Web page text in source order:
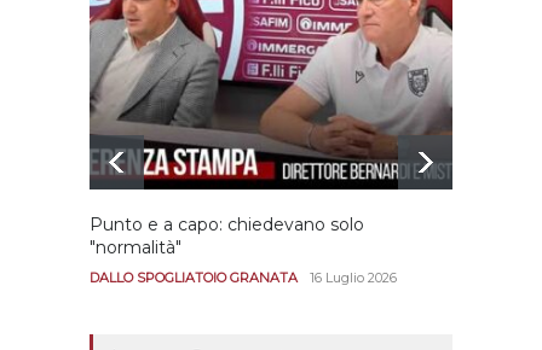
Punto e a capo: chiedevano solo
"normalità"
DALLO SPOGLIATOIO GRANATA 16 Luglio 2026